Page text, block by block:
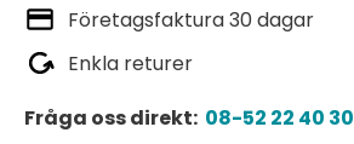
Företagsfaktura 30 dagar
Enkla returer
Fråga oss direkt: 08-52 22 40 30